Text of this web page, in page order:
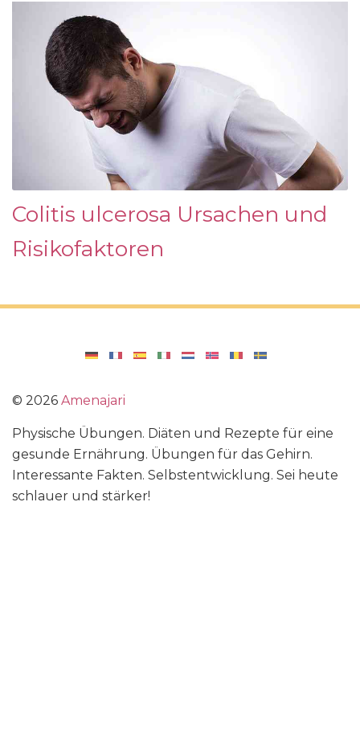
Colitis ulcerosa Ursachen und
Risikofaktoren
© 2026 Amenajari
Physische Übungen. Diäten und Rezepte für eine
gesunde Ernährung. Übungen für das Gehirn.
Interessante Fakten. Selbstentwicklung. Sei heute
schlauer und stärker!